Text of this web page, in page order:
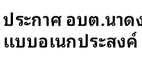
ประกาศ อบต.นาด
แบบอเนกประสง